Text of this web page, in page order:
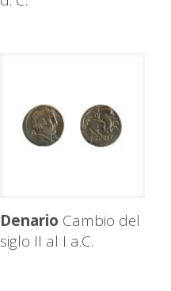
Denario Cambio del
siglo II al I a.C.